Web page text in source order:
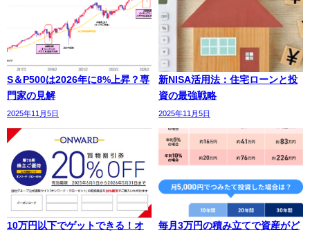
S＆P500は2026年に8%上昇？専
門家の見解
2025年11月5日
新NISA活用法：住宅ローンと投
資の最強戦略
2025年11月5日
10万円以下でゲットできる！オ
毎月3万円の積み立てで資産がど